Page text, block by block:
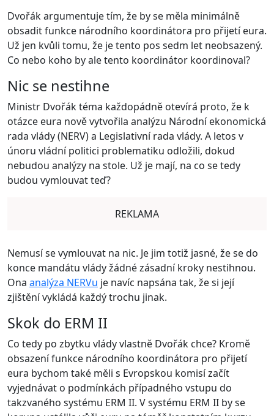
Dvořák argumentuje tím, že by se měla minimálně
obsadit funkce národního koordinátora pro přijetí eura.
Už jen kvůli tomu, že je tento pos sedm let neobsazený.
Co nebo koho by ale tento koordinátor koordinoval?
Nic se nestihne
Ministr Dvořák téma každopádně otevírá proto, že k
otázce eura nově vytvořila analýzu Národní ekonomická
rada vlády (NERV) a Legislativní rada vlády. A letos v
únoru vládní politici problematiku odložili, dokud
nebudou analýzy na stole. Už je mají, na co se tedy
budou vymlouvat teď?
REKLAMA
Nemusí se vymlouvat na nic. Je jim totiž jasné, že se do
konce mandátu vlády žádné zásadní kroky nestihnou.
Ona analýza NERVu je navíc napsána tak, že si její
zjištění vykládá každý trochu jinak.
Skok do ERM II
Co tedy po zbytku vlády vlastně Dvořák chce? Kromě
obsazení funkce národního koordinátora pro přijetí
eura bychom také měli s Evropskou komisí začít
vyjednávat o podmínkách případného vstupu do
takzvaného systému ERM II. V systému ERM II by se